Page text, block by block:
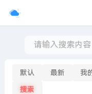
默认 最新 我
搜索